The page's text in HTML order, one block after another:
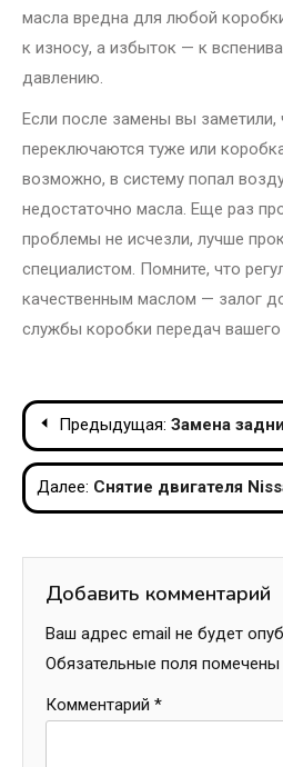
масла вредна для любой
к износу, а избыток — к
давлению.
Если после замены вы заметили,
переключаются туже или
возможно, в систему попал
недостаточно масла. Еще раз
проблемы не исчезли, лучше
специалистом. Помните, что
качественным маслом — залог
службы коробки передач вашего
Навигация
по
записям
Предыдущая: Замена
Далее: Снятие двигателя
Добавить комментарий
Ваш адрес email не будет
Обязательные поля помечены
Комментарий *